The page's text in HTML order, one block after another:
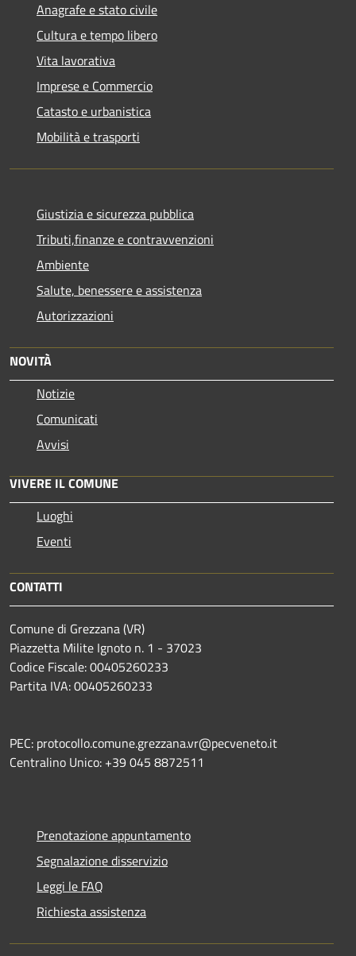
Anagrafe e stato civile
Cultura e tempo libero
Vita lavorativa
Imprese e Commercio
Catasto e urbanistica
Mobilità e trasporti
Giustizia e sicurezza pubblica
Tributi,finanze e contravvenzioni
Ambiente
Salute, benessere e assistenza
Autorizzazioni
NOVITÀ
Notizie
Comunicati
Avvisi
VIVERE IL COMUNE
Luoghi
Eventi
CONTATTI
Comune di Grezzana (VR)
Piazzetta Milite Ignoto n. 1 - 37023
Codice Fiscale: 00405260233
Partita IVA: 00405260233
PEC: protocollo.comune.grezzana.vr@pecveneto.it
Centralino Unico: +39 045 8872511
Prenotazione appuntamento
Segnalazione disservizio
Leggi le FAQ
Richiesta assistenza